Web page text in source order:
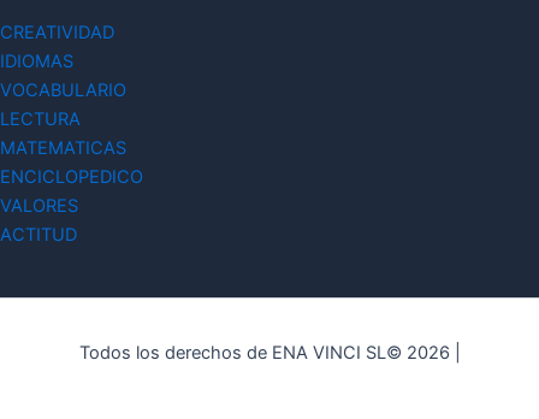
CREATIVIDAD
IDIOMAS
VOCABULARIO
LECTURA
MATEMATICAS
ENCICLOPEDICO
VALORES
ACTITUD
Todos los derechos de ENA VINCI SL© 2026 |